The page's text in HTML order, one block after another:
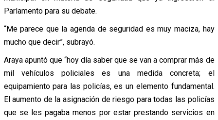
Parlamento para su debate.
“Me parece que la agenda de seguridad es muy maciza, hay
mucho que decir”, subrayó.
Araya apuntó que “hoy día saber que se van a comprar más de
mil vehículos policiales es una medida concreta; el
equipamiento para las policías, es un elemento fundamental.
El aumento de la asignación de riesgo para todas las policías
que se les pagaba menos por estar prestando servicios en